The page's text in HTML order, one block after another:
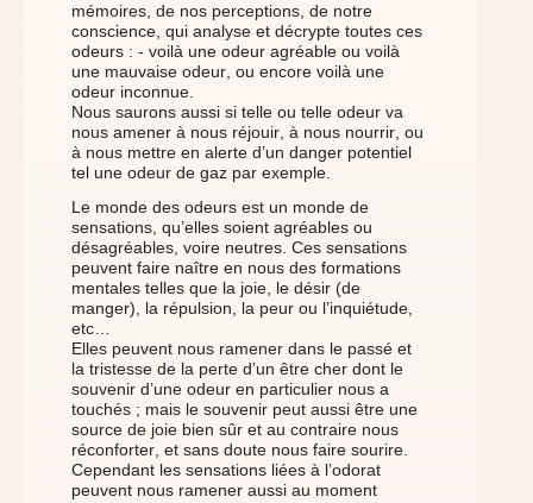
mémoires, de nos perceptions, de notre
conscience, qui analyse et décrypte toutes ces
odeurs : - voilà une odeur agréable ou voilà
une mauvaise odeur, ou encore voilà une
odeur inconnue.
Nous saurons aussi si telle ou telle odeur va
nous amener à nous réjouir, à nous nourrir, ou
à nous mettre en alerte d’un danger potentiel
tel une odeur de gaz par exemple.
Le monde des odeurs est un monde de
sensations, qu’elles soient agréables ou
désagréables, voire neutres. Ces sensations
peuvent faire naître en nous des formations
mentales telles que la joie, le désir (de
manger), la répulsion, la peur ou l’inquiétude,
etc…
Elles peuvent nous ramener dans le passé et
la tristesse de la perte d’un être cher dont le
souvenir d’une odeur en particulier nous a
touchés ; mais le souvenir peut aussi être une
source de joie bien sûr et au contraire nous
réconforter, et sans doute nous faire sourire.
Cependant les sensations liées à l’odorat
peuvent nous ramener aussi au moment